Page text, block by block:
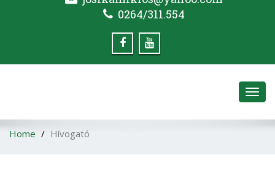
0264/311.554
Home Hívogató